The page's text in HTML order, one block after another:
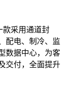
款采用通道封
配电、制冷、监
数据中心，为客
交付，全面提升